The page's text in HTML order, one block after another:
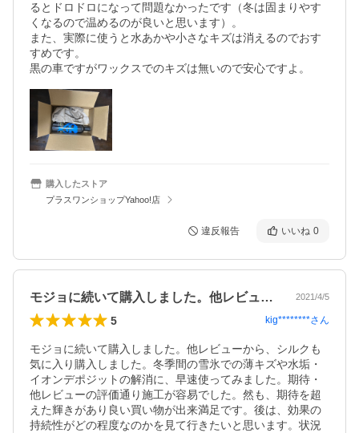
るとドロドロになって問題なかったです（冬は固まりやす
くなるので温めるのが良いと思います）。
また、実際に使うと水あかや小さなキズは消えるのでおす
すめです。
黒の車ですがワックスでのキズは無いので安心ですよ。
購入したストア
プラスワンショップYahoo!店
違反報告 いいね 0
モジョに続いて購入しました。他レビュー… 2021/4/5
5 kig********さん
モジョに続いて購入しました。他レビューから、シルクも
気に入り購入しました。冬季間の雪氷での薄キズや水垢・
イオンデポジットの解消に、早速使ってみました。期待・
他レビューの評価通り施工が容易でした。然も、期待を超
えた輝きがあり良い買い物が出来満足です。後は、効果の
持続性がどの程度なのかを見て行きたいと思います。状況